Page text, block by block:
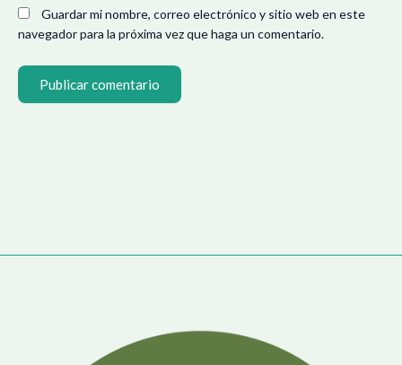
Guardar mi nombre, correo electrónico y sitio web en este
navegador para la próxima vez que haga un comentario.